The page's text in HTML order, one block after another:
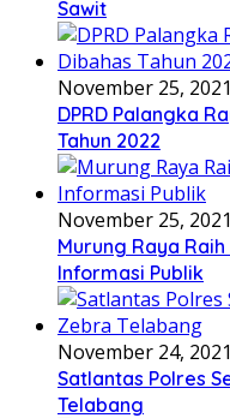
Sawit
November 25, 2021
DPRD Palangka
Tahun 2022
November 25, 2021
Murung Raya
Informasi Publik
November 24, 2021
Satlantas Polres
Telabang